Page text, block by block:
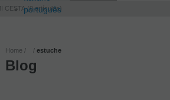
português
CESTA 0artículos
Home estuche
Blog